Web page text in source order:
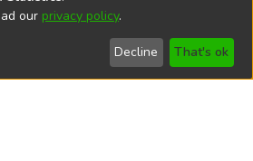
Bibliolatino.com
our privacy policy.
Decline That's ok